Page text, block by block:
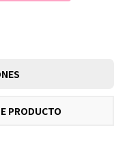
PRODUCTO